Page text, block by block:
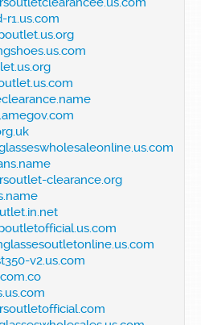
clearance.org
v2.us.com